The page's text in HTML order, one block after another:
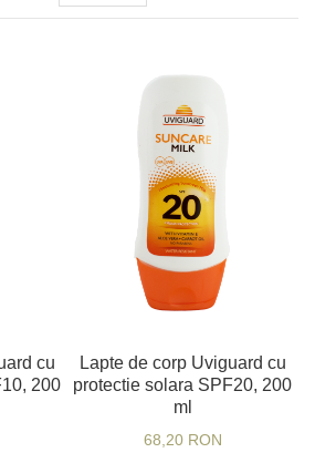
cu
200
Lapte de corp Uviguard cu
protectie solara SPF20, 200
ml
68,20 RON